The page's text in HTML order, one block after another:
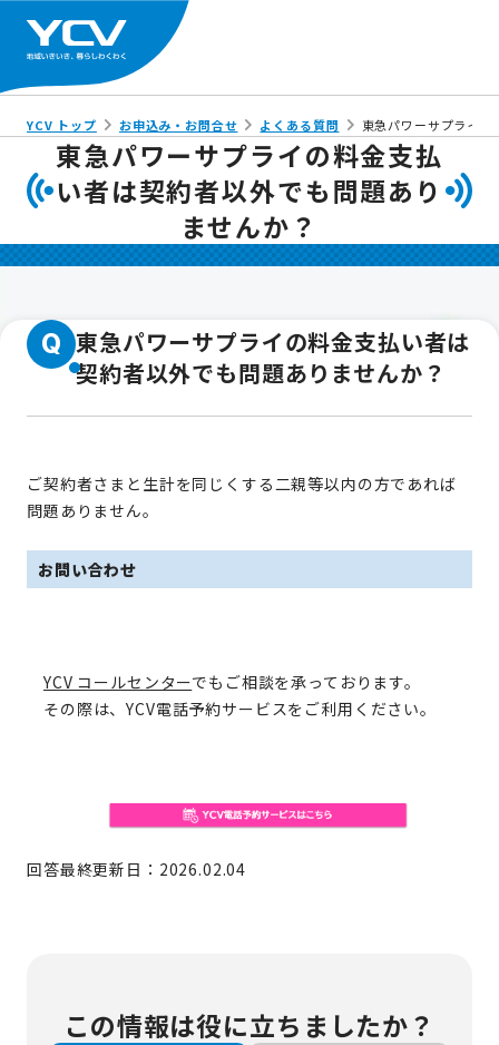
YCV トップ お申込み・お問合せ よくある質問 東急パワーサプライ
東急パワーサプライの料金支払
い者は契約者以外でも問題あり
ませんか？
Q 東急パワーサプライの料金支払い者は
契約者以外でも問題ありませんか？
ご契約者さまと生計を同じくする二親等以内の方であれば
問題ありません。
お問い合わせ
YCV コールセンターでもご相談を承っております。
その際は、YCV電話予約サービスをご利用ください。
回答最終更新日：2026.02.04
この情報は役に立ちましたか？